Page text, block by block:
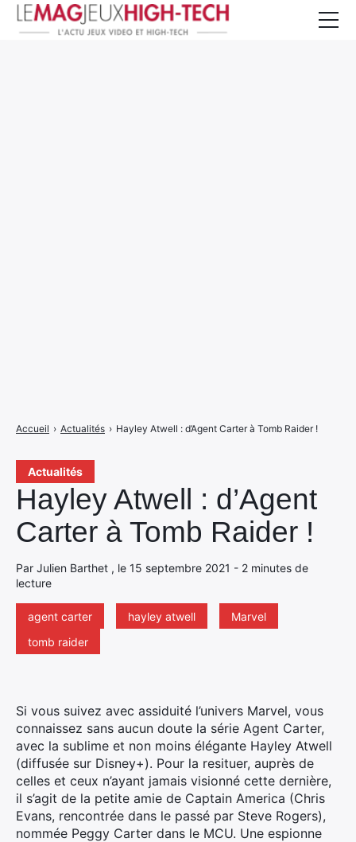
Actualités
Hayley Atwell : d’Agent
Carter à Tomb Raider !
Par Julien Barthet , le 15 septembre 2021 - 2 minutes de
lecture
agent carter hayley atwell
Marvel
tomb raider
Accueil › Actualités › Hayley Atwell : d’Agent Carter à Tomb Raider !
Si vous suivez avec assiduité l’univers Marvel, vous
connaissez sans aucun doute la série Agent Carter,
avec la sublime et non moins élégante Hayley Atwell
(diffusée sur Disney+). Pour la resituer, auprès de
celles et ceux n’ayant jamais visionné cette dernière,
il s’agit de la petite amie de Captain America (Chris
Evans, rencontrée dans le passé par Steve Rogers),
nommée Peggy Carter dans le MCU. Une espionne